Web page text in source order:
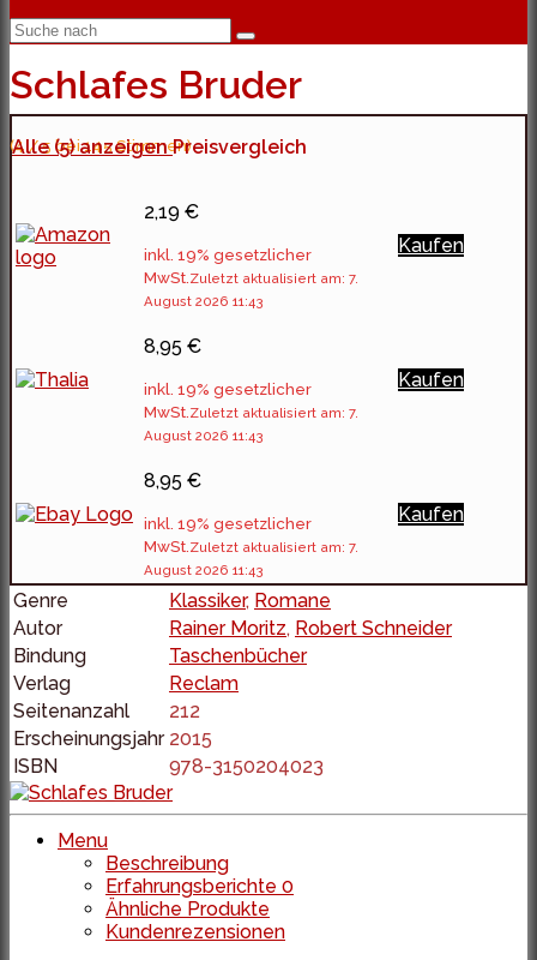
Schlafes Bruder
(4 / 5 bei 145 Stimmen)
Alle (5) anzeigenPreisvergleich
2,19 €
inkl. 19% gesetzlicher
MwSt. Zuletzt aktualisiert am: 7.
August 2026 11:43
Kaufen
8,95 €
inkl. 19% gesetzlicher
MwSt. Zuletzt aktualisiert am: 7.
August 2026 11:43
Kaufen
8,95 €
inkl. 19% gesetzlicher
MwSt. Zuletzt aktualisiert am: 7.
August 2026 11:43
Kaufen
Genre Klassiker, Romane
Autor
Rainer Moritz, Robert Schneider
Bindung
Taschenbücher
Verlag
Reclam
Seitenanzahl
212
Erscheinungsjahr 2015
ISBN
978-3150204023
Menu
Beschreibung
Erfahrungsberichte 0
Ähnliche Produkte
Kundenrezensionen